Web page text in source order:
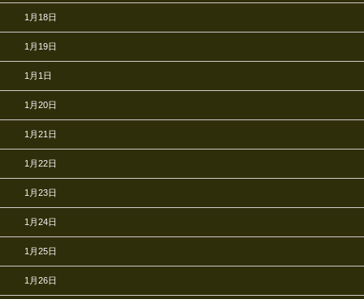
1月18日
1月19日
1月1日
1月20日
1月21日
1月22日
1月23日
1月24日
1月25日
1月26日